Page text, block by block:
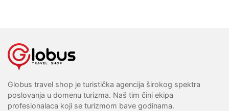
Globus travel shop je turistička agencija širokog spektra
poslovanja u domenu turizma. Naš tim čini ekipa
profesionalaca koji se turizmom bave godinama.